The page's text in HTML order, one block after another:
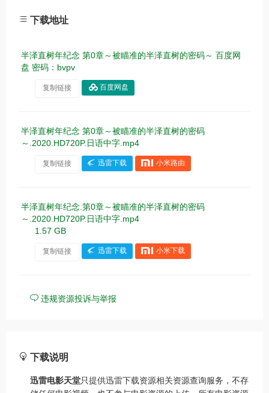
下载地址
半泽直树年纪念 第0章～被瞄准的半泽直树的密码～ 百度网
盘 密码：bvpv
复制链接 百度网盘
半泽直树年纪念 第0章～被瞄准的半泽直树的密码
～.2020.HD720P.日语中字.mp4
复制链接 迅雷下载 小米路由
半泽直树年纪念.第0章～被瞄准的半泽直树的密码
～.2020.HD720P.日语中字.mp4
1.57 GB
复制链接 迅雷下载 小米下载
违规资源投诉与举报
下载说明
迅雷电影天堂只提供迅雷下载资源相关资源查询服务，不存